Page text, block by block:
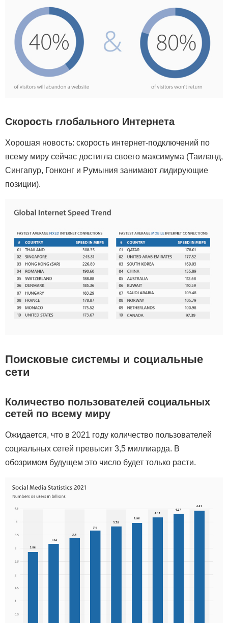
Скорость глобального Интернета
Хорошая новость: скорость интернет-подключений по
всему миру сейчас достигла своего максимума (Таиланд,
Сингапур, Гонконг и Румыния занимают лидирующие
позиции).
Поисковые системы и социальные
сети
Количество пользователей социальных
сетей по всему миру
Ожидается, что в 2021 году количество пользователей
социальных сетей превысит 3,5 миллиарда. В
обозримом будущем это число будет только расти.